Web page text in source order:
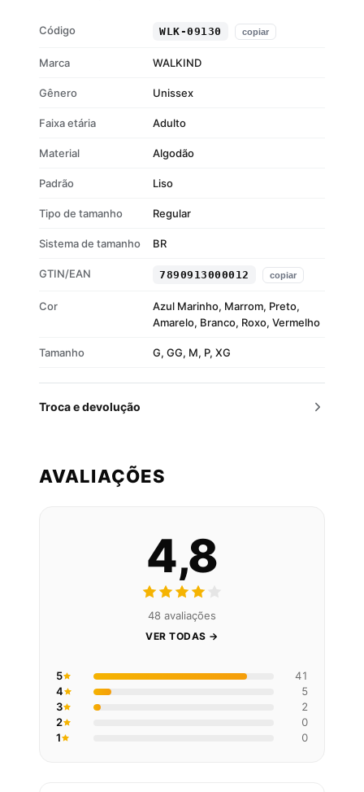
Gola careca com ribana
Código WLK-09130 copiar
Marca WALKIND
Gênero Unissex
Faixa etária Adulto
Material Algodão
Padrão Liso
Tipo de tamanho Regular
Sistema de tamanho BR
GTIN/EAN 7890913000012 copiar
Cor
Azul Marinho, Marrom, Preto,
Amarelo, Branco, Roxo, Vermelho
Tamanho G, GG, M, P, XG
Troca e devolução
AVALIAÇÕES
4,8
48 avaliações
VER TODAS →
5
41
4
5
3
2
2
0
1
0